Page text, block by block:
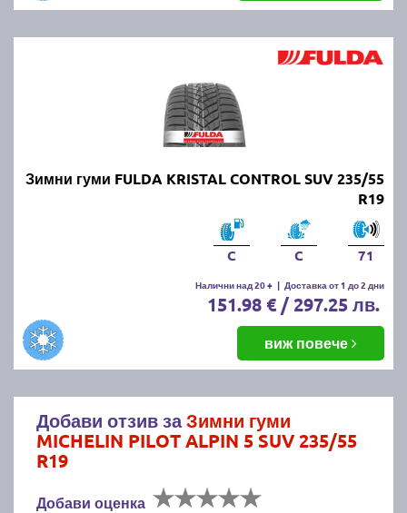
Зимни гуми FULDA KRISTAL CONTROL SUV 235/55
R19
C C 71
Налични над 20 + | Доставка от 1 до 2 дни
151.98 € / 297.25 лв.
виж повече
Добави отзив заЗимни гуми
MICHELIN PILOT ALPIN 5 SUV 235/55
R19
Добави оценка